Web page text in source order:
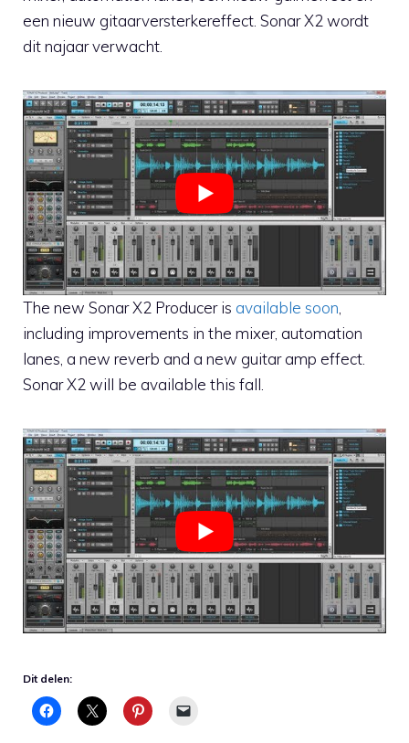
een nieuw gitaarversterkereffect. Sonar X2 wordt
dit najaar verwacht.
The new Sonar X2 Producer is available soon
including improvements in the mixer, automation
lanes, a new reverb and a new guitar amp effect.
Sonar X2 will be available this fall.
Dit delen: